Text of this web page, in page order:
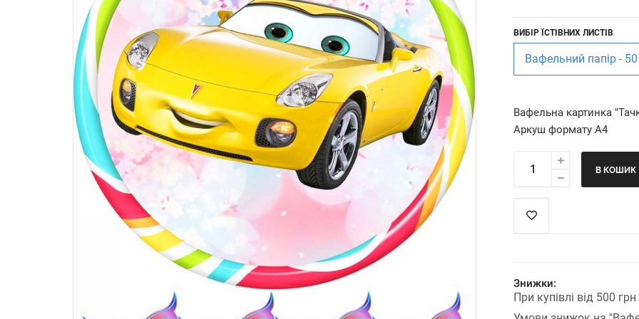
ВИБІР ЇСТІВНИХ ЛИСТІВ
Вафельний папір -
Вафельна картинка
Аркуш формату А4
В КОШИК
Знижки:
При купівлі від 500